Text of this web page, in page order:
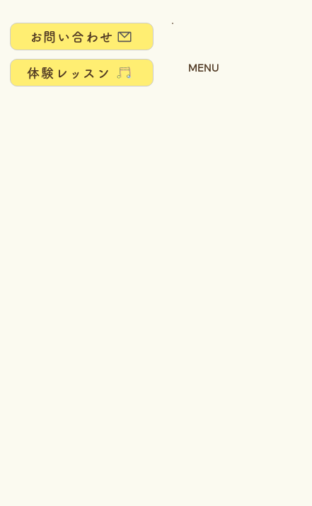
体験レッスン
お問い合わせ
MENU